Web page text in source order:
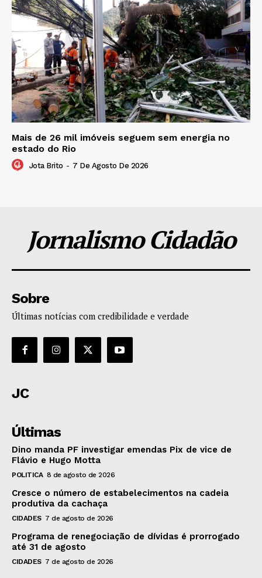
Mais de 26 mil imóveis seguem sem energia no
estado do Rio
Jota Brito - 7 De Agosto De 2026
Jornalismo Cidadão
Sobre
Últimas notícias com credibilidade e verdade
JC
Últimas
Dino manda PF investigar emendas Pix de vice de
Flávio e Hugo Motta
POLITICA 8 de agosto de 2026
Cresce o número de estabelecimentos na cadeia
produtiva da cachaça
CIDADES 7 de agosto de 2026
Programa de renegociação de dívidas é prorrogado
até 31 de agosto
CIDADES 7 de agosto de 2026